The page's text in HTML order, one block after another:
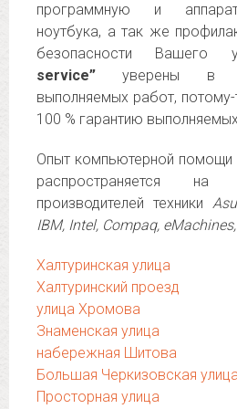
программную и
ноутбука, а так же
безопасности Вашего
service” уверены в
выполняемых работ,
100 % гарантию
Опыт компьютерной
распространяется
производителей техники
IBM, Intel, Compaq,
Халтуринская улица
Халтуринский проезд
улица Хромова
Знаменская улица
набережная Шитова
Большая Черкизовская
Просторная улица